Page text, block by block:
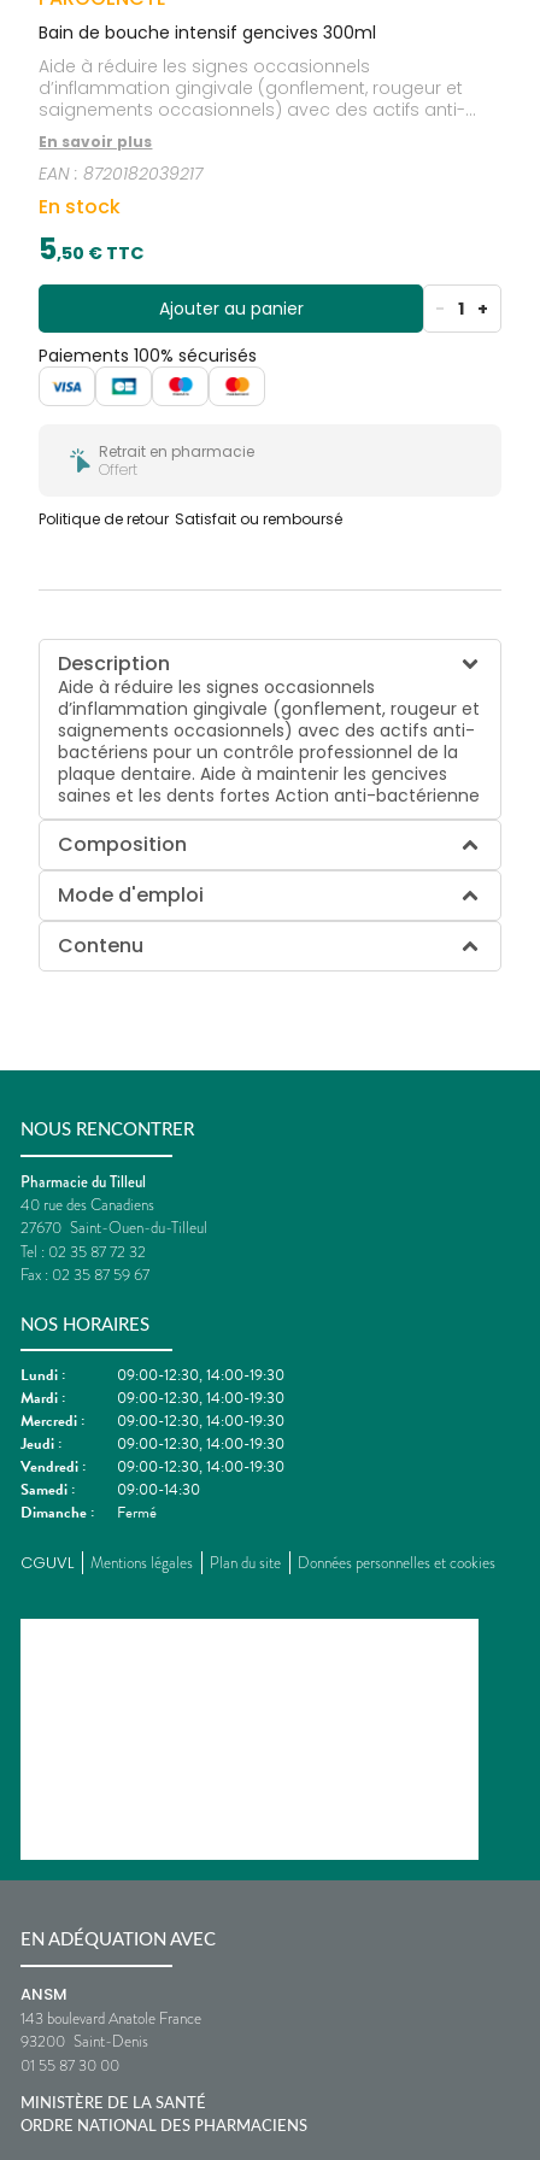
Bain de bouche intensif gencives 300ml
Aide à réduire les signes occasionnels
d’inflammation gingivale (gonflement, rougeur et
saignements occasionnels) avec des actifs anti-
bactériens pour un contrôle professionnel de la
plaque dentaire. Aide à maintenir les gencives saines
et les dents fortes Action anti-bactérienne
En savoir plus
EAN :8720182039217
En stock
5,50 € TTC
Ajouter au panier - 1 +
Paiements 100% sécurisés
Retrait en pharmacie
Offert
Politique de retour Satisfait ou remboursé
Description
Aide à réduire les signes occasionnels
d’inflammation gingivale (gonflement, rougeur et
saignements occasionnels) avec des actifs anti-
bactériens pour un contrôle professionnel de la
plaque dentaire. Aide à maintenir les gencives
saines et les dents fortes Action anti-bactérienne
Composition
Mode d'emploi
Contenu
NOUS RENCONTRER
Pharmacie du Tilleul
40 rue des Canadiens
27670 Saint-Ouen-du-Tilleul
Tel : 02 35 87 72 32
Fax : 02 35 87 59 67
NOS HORAIRES
Lundi :
09:00-12:30, 14:00-19:30
Mardi :
09:00-12:30, 14:00-19:30
Mercredi :
09:00-12:30, 14:00-19:30
Jeudi :
09:00-12:30, 14:00-19:30
Vendredi :
09:00-12:30, 14:00-19:30
Samedi :
09:00-14:30
Dimanche : Fermé
CGUVL Mentions légales Plan du site Données personnelles et cookies
EN ADÉQUATION AVEC
ANSM
143 boulevard Anatole France
93200 Saint-Denis
01 55 87 30 00
MINISTÈRE DE LA SANTÉ
ORDRE NATIONAL DES PHARMACIENS